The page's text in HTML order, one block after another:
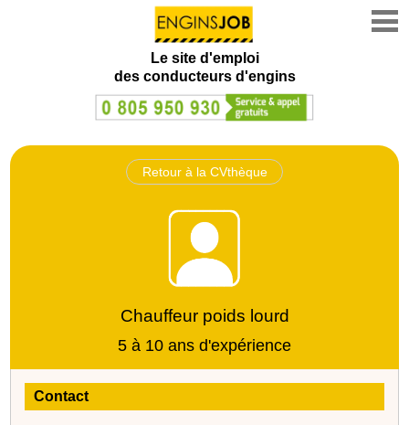
Le site d'emploi
des conducteurs d'engins
Retour à la CVthèque
Chauffeur poids lourd
5 à 10 ans d'expérience
Contact